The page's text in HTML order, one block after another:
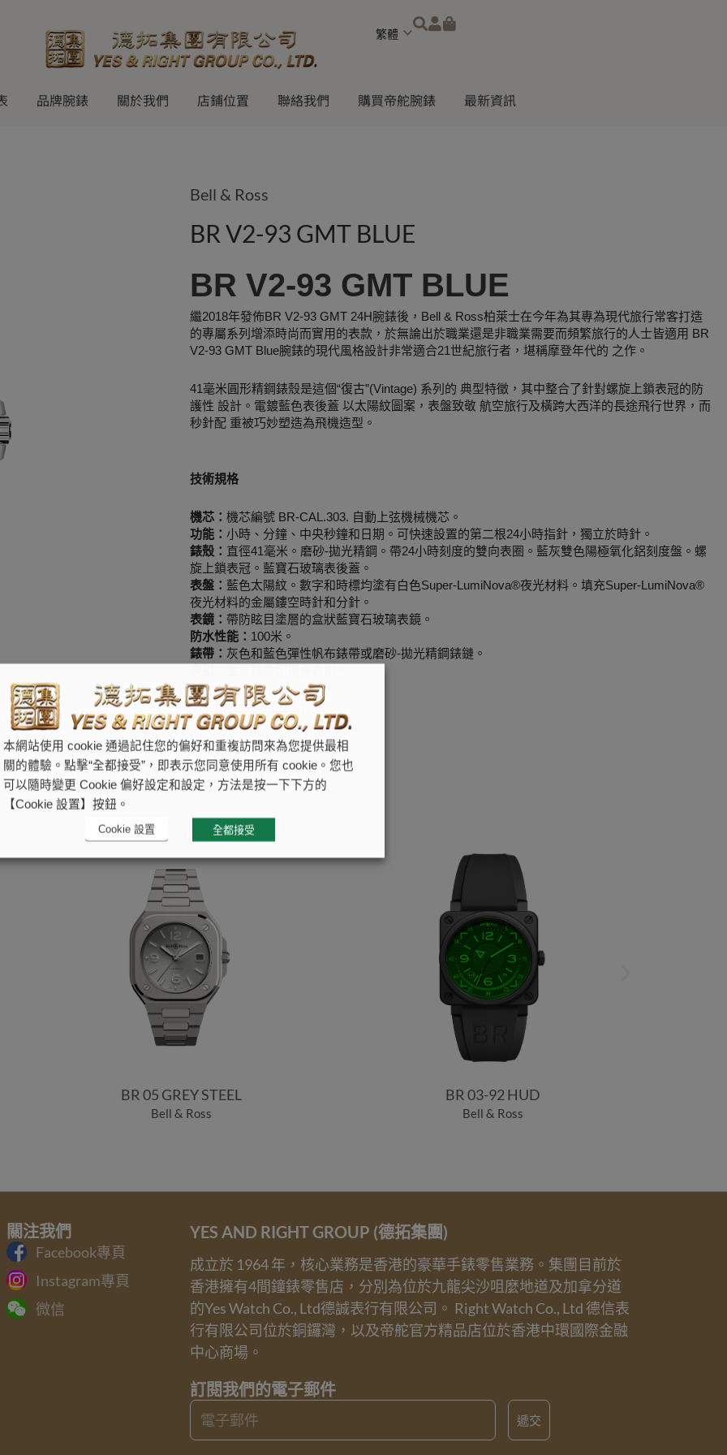
品牌腕錶 關於我們 店鋪位置 聯絡我們 購買帝舵腕錶 最新資訊
Bell & Ross
BR V2-93 GMT BLUE
BR V2-93 GMT BLUE
繼2018年發佈BR V2-93 GMT 24H腕錶後，Bell & Ross柏萊士在今年為其專為現代旅行常客打造
的專屬系列增添時尚而實用的表款，於無論出於職業還是非職業需要而頻繁旅行的人士皆適用 BR
V2-93 GMT Blue腕錶的現代風格設計非常適合21世紀旅行者，堪稱摩登年代的 之作。
41毫米圓形精鋼錶殼是這個“復古”(Vintage) 系列的 典型特徵，其中整合了針對螺旋上鎖表冠的防
護性 設計。電鍍藍色表後蓋 以太陽紋圖案，表盤致敬 航空旅行及橫跨大西洋的長途飛行世界，而
秒針配 重被巧妙塑造為飛機造型。
技術規格
機芯： 機芯編號 BR-CAL.303. 自動上弦機械機芯。
功能： 小時、分鐘、中央秒鐘和日期。可快速設置的第二根24小時指針，獨立於時針。
錶殼： 直徑41毫米。磨砂-拋光精鋼。帶24小時刻度的雙向表圈。藍灰雙色陽極氧化鋁刻度盤。螺
旋上鎖表冠。藍寶石玻璃表後蓋。
表盤： 藍色太陽紋。數字和時標均塗有白色Super-LumiNova®夜光材料。填充Super-LumiNova®
夜光材料的金屬鏤空時針和分針。
表鏡： 帶防眩目塗層的盒狀藍寶石玻璃表鏡。
防水性能： 100米。
錶帶： 灰色和藍色彈性帆布錶帶或磨砂-拋光精鋼錶鏈。
Ref: BRV293-BLU-ST/SF
BR 05 GREY STEEL
Bell & Ross
BR 03-92 HUD
Bell & Ross
關注我們
Facebook專頁
Instagram專頁
微信
YES AND RIGHT GROUP (德拓集團)
成立於 1964 年，核心業務是香港的豪華手錶零售業務。集團目前於
香港擁有4間鐘錶零售店，分別為位於九龍尖沙咀麼地道及加拿分道
的Yes Watch Co., Ltd德誠表行有限公司。 Right Watch Co., Ltd 德信表
行有限公司位於銅鑼灣，以及帝舵官方精品店位於香港中環國際金融
中心商場。
訂閱我們的電子郵件
Email 遞交
本網站使用 cookie 通過記住您的偏好和重複訪問來為您提供最相
關的體驗。點擊“全都接受”，即表示您同意使用所有 cookie。您也
可以隨時變更 Cookie 偏好設定和設定，方法是按一下下方的
【Cookie 設置】按鈕。
Cookie 設置 全都接受